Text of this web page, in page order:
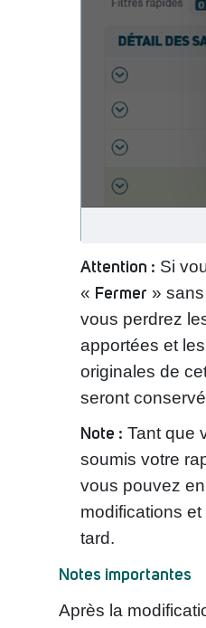
Attention : Si
« Fermer »
vous perdrez
apportées et
originales de
seront
Note : Tant que
soumis votre
vous pouvez
modifications
tard.
Notes importantes
Après la